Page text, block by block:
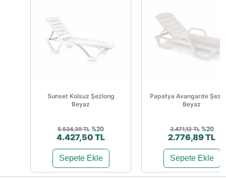
Sunset Kolsuz Şezlong
Beyaz
5.534,39 TL %20
4.427,50 TL
Sepete Ekle
Papatya Avangarde
Beyaz
3.471,12 TL %20
2.776,89 TL
Sepete Ekle